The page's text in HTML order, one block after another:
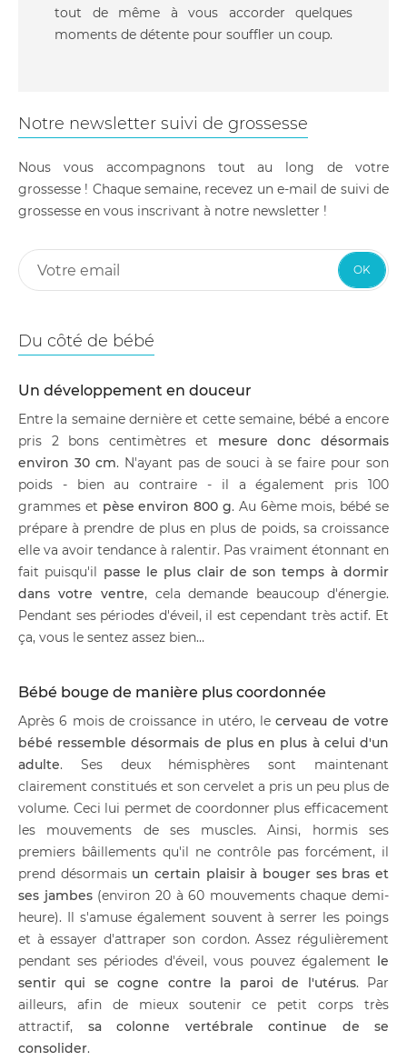
tout de même à vous accorder quelques
moments de détente pour souffler un coup.
Notre newsletter suivi de grossesse
Nous vous accompagnons tout au long de votre
grossesse ! Chaque semaine, recevez un e-mail de suivi de
grossesse en vous inscrivant à notre newsletter !
OK
Du côté de bébé
Un développement en douceur
Entre la semaine dernière et cette semaine, bébé a encore
pris 2 bons centimètres et mesure donc désormais
environ 30 cm. N'ayant pas de souci à se faire pour son
poids - bien au contraire - il a également pris 100
grammes et pèse environ 800 g. Au 6ème mois, bébé se
prépare à prendre de plus en plus de poids, sa croissance
elle va avoir tendance à ralentir. Pas vraiment étonnant en
fait puisqu'il passe le plus clair de son temps à dormir
dans votre ventre, cela demande beaucoup d'énergie.
Pendant ses périodes d'éveil, il est cependant très actif. Et
ça, vous le sentez assez bien…
Bébé bouge de manière plus coordonnée
Après 6 mois de croissance in utéro, lecerveau de votre
bébé ressemble désormais de plus en plus à celui d'un
adulte. Ses deux hémisphères sont maintenant
clairement constitués et son cervelet a pris un peu plus de
volume. Ceci lui permet de coordonner plus efficacement
les mouvements de ses muscles. Ainsi, hormis ses
premiers bâillements qu'il ne contrôle pas forcément, il
prend désormaisun certain plaisir à bouger ses bras et
ses jambes (environ 20 à 60 mouvements chaque demi-
heure). Il s'amuse également souvent à serrer les poings
et à essayer d'attraper son cordon. Assez régulièrement
pendant ses périodes d'éveil, vous pouvez également le
sentir qui se cogne contre la paroi de l'utérus. Par
ailleurs, afin de mieux soutenir ce petit corps très
attractif, sa colonne vertébrale continue de se
consolider.